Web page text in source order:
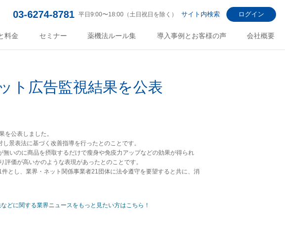
03-6274-8781 平日9:00〜18:00（土日祝日を除く） サイト内検索 ログイン
料金 セミナー 薬機法ルール集 導入事例とお客様の声 会社概要
ト広告監視結果を公表
を公表しました。
景表法に基づく改善指導を行ったとのことです。
いのに商品を摂取するだけで瘦身や免疫力アップなどの効果が得られ
価が高いかのような表現があったとのことです。
とし、業界・ネット関係事業者21団体に法令遵守を要望すると共に、消
どに関する業界ニュースをもっと見たい方はこちら！